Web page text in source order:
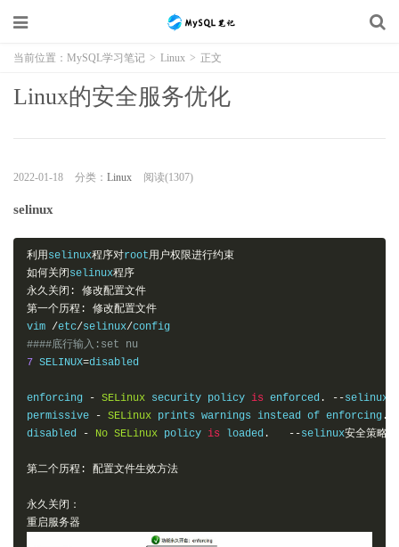
当前位置： MySQL学习笔记 > Linux > 正文
Linux的安全服务优化
2022-01-18 分类： Linux 阅读(1307)
selinux
利用selinux程序对root用户权限进行约束
如何关闭 selinux程序
永久关闭:
修改配置文件
第一个历程:
修改配置文件
vim /etc/selinux/
####底行输入:set nu
7 SELINUX=disabled
enforcing - SELinux security policy is enforced . --selinux
permissive
- SELinux prints warnings instead of enforcing .
disabled
- No SELinux policy is loaded . --selinux安全策略
第二个历程: 配置文件生效方法
永久关闭：
重启服务器